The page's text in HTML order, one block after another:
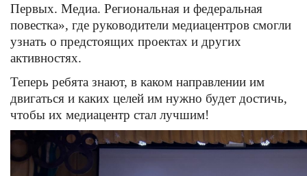
Первых. Медиа. Региональная и федеральная
повестка», где руководители медиацентров смогли
узнать о предстоящих проектах и других
активностях.
Теперь ребята знают, в каком направлении им
двигаться и каких целей им нужно будет достичь,
чтобы их медиацентр стал лучшим!